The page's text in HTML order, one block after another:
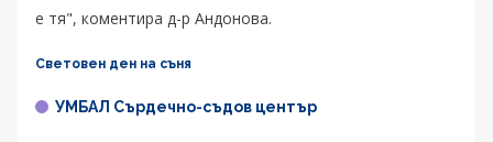
е тя", коментира д-р Андонова.
Световен ден на съня
УМБАЛ Сърдечно-съдов център